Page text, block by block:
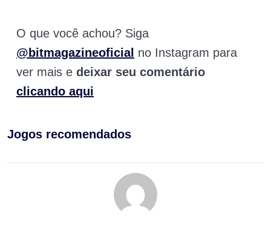
O que você achou? Siga
@bitmagazineoficial no Instagram para
ver mais e deixar seu comentário
clicando aqui
Jogos recomendados